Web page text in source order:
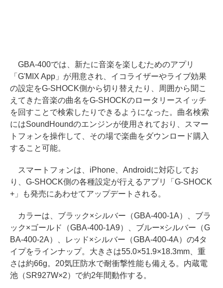
GBA-400では、新たに音楽を楽しむためのアプリ
「G'MIX App」が用意され、イコライザーやライブ効果
の設定をG-SHOCK側から切り替えたり、周囲から聞こ
えてきた音楽の曲名をG-SHOCKのロータリースイッチ
を回すことで検索したりできるようになった。曲名検索
にはSoundHoundのエンジンが使用されており、スマー
トフォンを操作して、その場で楽曲をダウンロード購入
すること可能。
スマートフォンは、iPhone、Androidに対応してお
り、G-SHOCK側の各種設定が行えるアプリ「G-SHOCK
+」も発売にあわせてアップデートされる。
カラーは、ブラック×シルバー（GBA-400-1A）、ブラ
ック×ゴールド（GBA-400-1A9）、ブルー×シルバー（G
BA-400-2A）、レッド×シルバー（GBA-400-4A）の4タ
イプをラインナップ。大きさは55.0×51.9×18.3mm、重
さは約66g。20気圧防水で耐衝撃性能も備える。内蔵電
池（SR927W×2）で約2年間動作する。